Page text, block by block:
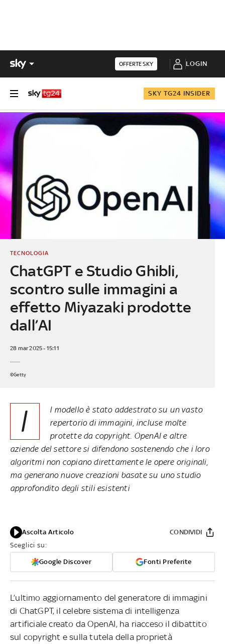
OFFERTE SKY LOGIN
SKY TG24 INSIDER
ChatGPT e Studio Ghibli,
scontro sulle immagini a
effetto Miyazaki prodotte
dall’AI
TECNOLOGIA
28 mar 2025 - 15:11
©Getty
I
l modello è stato addestrato su un vasto
repertorio di immagini, incluse molte
protette da copyright. OpenAI e altre
aziende del settore si difendono sostenendo che i loro
algoritmi non copiano direttamente le opere originali,
ma generano nuove creazioni basate su uno studio
approfondito degli stili esistenti
Ascolta Articolo
Sceglici su:
Google Discover Fonti Preferite
CONDIVIDI
L’ultimo aggiornamento del generatore di immagini
di ChatGPT, il celebre sistema di intelligenza
artificiale creato da OpenAI, ha riacceso il dibattito
sul copyright e sulla tutela della proprietà